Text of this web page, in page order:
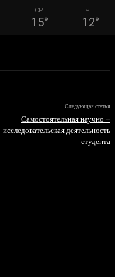
СР
15°
ЧТ
12°
Следующая статья
Самостоятельная научно –
исследовательская деятельность
студента